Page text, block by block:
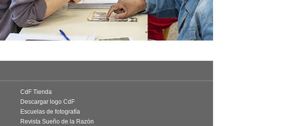
CdF Tienda
Descargar logo CdF
Escuelas de fotografía
Revista Sueño de la Razón